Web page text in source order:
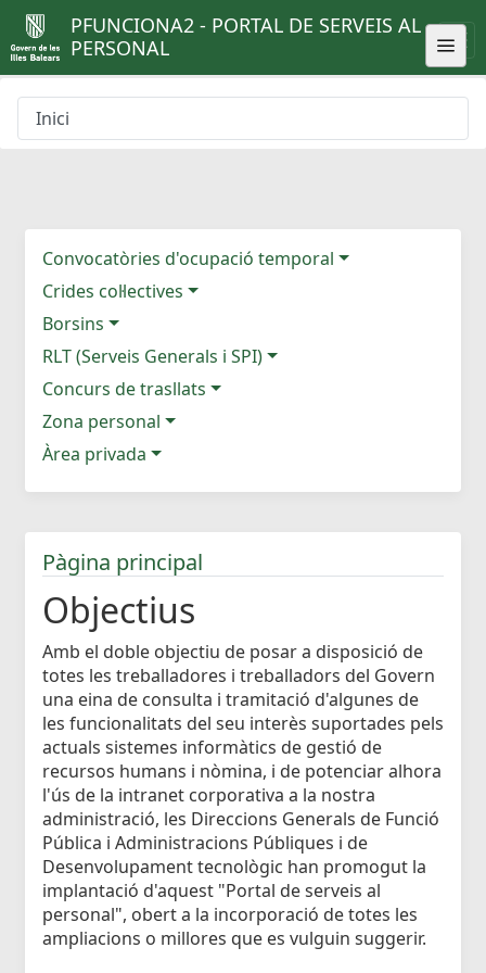
PFUNCIONA2 - PORTAL DE SERVEIS AL
PERSONAL
Inici
Convocatòries d'ocupació temporal
Crides col·lectives
Borsins
RLT (Serveis Generals i SPI)
Concurs de trasllats
Zona personal
Àrea privada
Pàgina principal
Objectius
Amb el doble objectiu de posar a disposició de
totes les treballadores i treballadors del Govern
una eina de consulta i tramitació d'algunes de
les funcionalitats del seu interès suportades pels
actuals sistemes informàtics de gestió de
recursos humans i nòmina, i de potenciar alhora
l'ús de la intranet corporativa a la nostra
administració, les Direccions Generals de Funció
Pública i Administracions Públiques i de
Desenvolupament tecnològic han promogut la
implantació d'aquest "Portal de serveis al
personal", obert a la incorporació de totes les
ampliacions o millores que es vulguin suggerir.